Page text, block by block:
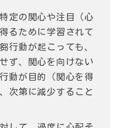
特定の関心や注目
（心
るために学習されて
行動が起こっても、
ず、 関心を向けない
動が目的（関心を得
次第に減少すること